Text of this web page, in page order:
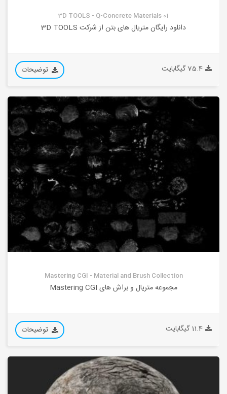
3D TOOLS - Q-Concrete Materials 01
دانلود رایگان متریال های بتن از شرکت 3D TOOLS
75.4 گیگابایت توضیحات
Mastering CGI - Material and Brush Collection
مجموعه متریال و براش های Mastering CGI
11.4 گیگابایت توضیحات